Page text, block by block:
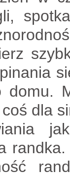
domu.
dla